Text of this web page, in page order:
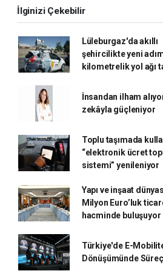
İlginizi Çekebilir
Lüleburgaz'da akıllı
şehircilikte yeni
kilometrelik yol ağı
İnsandan ilham
zekâyla güçleniyor
Toplu taşımada
“elektronik ücret
sistemi” yenileniyor
Yapı ve inşaat
Milyon Euro’luk
hacminde buluşuyor
Türkiye'de E-
Dönüşümünde Süreç